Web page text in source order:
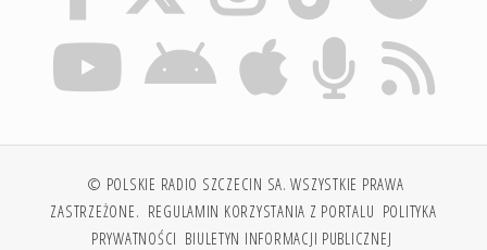
© POLSKIE RADIO SZCZECIN SA. WSZYSTKIE PRAWA
ZASTRZEŻONE. REGULAMIN KORZYSTANIA Z PORTALU POLITYKA
PRYWATNOŚCI BIULETYN INFORMACJI PUBLICZNEJ